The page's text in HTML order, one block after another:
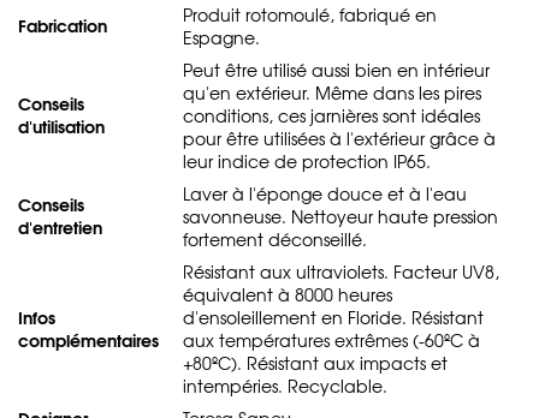
Fabrication
Produit rotomoulé, fabriqué en
Espagne.
Conseils
d'utilisation
Peut être utilisé aussi bien en intérieur
qu'en extérieur. Même dans les pires
conditions, ces jarnières sont idéales
pour être utilisées à l'extérieur grâce à
leur indice de protection IP65.
Conseils
d'entretien
Laver à l'éponge douce et à l'eau
savonneuse. Nettoyeur haute pression
fortement déconseillé.
Infos
complémentaires
Résistant aux ultraviolets. Facteur UV8,
équivalent à 8000 heures
d'ensoleillement en Floride. Résistant
aux températures extrêmes (-60ºC à
+80ºC). Résistant aux impacts et
intempéries. Recyclable.